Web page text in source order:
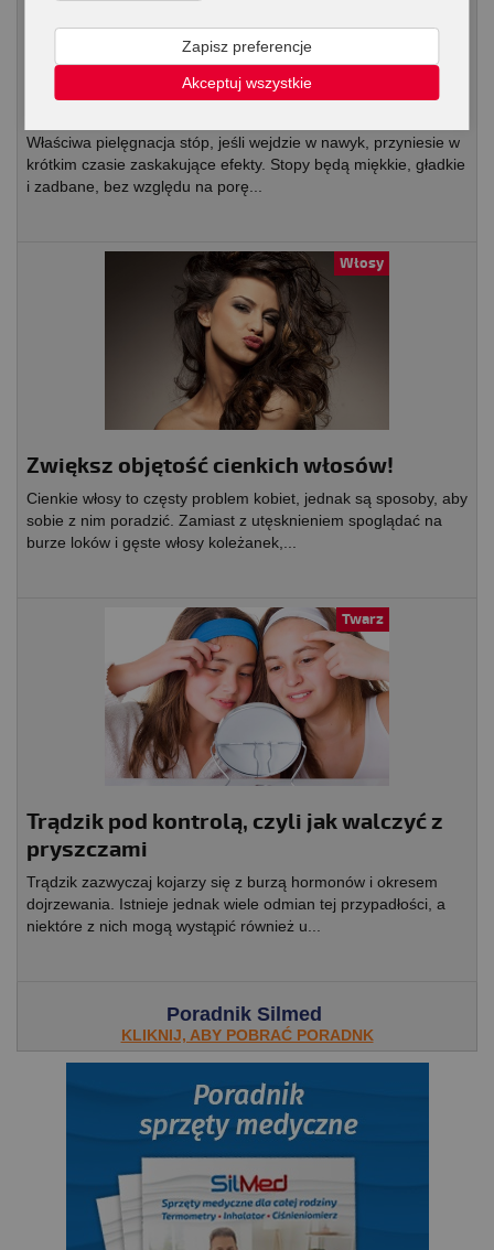
Właściwa pielęgnacja stóp przez cały rok
Właściwa pielęgnacja stóp, jeśli wejdzie w nawyk, przyniesie w
krótkim czasie zaskakujące efekty. Stopy będą miękkie, gładkie
i zadbane, bez względu na porę...
Włosy
Zwiększ objętość cienkich włosów!
Cienkie włosy to częsty problem kobiet, jednak są sposoby, aby
sobie z nim poradzić. Zamiast z utęsknieniem spoglądać na
burze loków i gęste włosy koleżanek,...
Twarz
Trądzik pod kontrolą, czyli jak walczyć z
pryszczami
Trądzik zazwyczaj kojarzy się z burzą hormonów i okresem
dojrzewania. Istnieje jednak wiele odmian tej przypadłości, a
niektóre z nich mogą wystąpić również u...
Poradnik Silmed
KLIKNIJ, ABY POBRAĆ PORADNK
Zapisz preferencje
Akceptuj wszystkie